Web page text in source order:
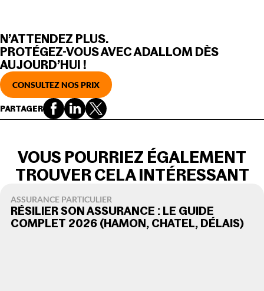
N’ATTENDEZ PLUS.
PROTÉGEZ-VOUS AVEC ADALLOM DÈS
AUJOURD’HUI !
CONSULTEZ NOS PRIX
PARTAGER
VOUS POURRIEZ ÉGALEMENT
TROUVER CELA INTÉRESSANT
ASSURANCE PARTICULIER
RÉSILIER SON ASSURANCE : LE GUIDE
COMPLET 2026 (HAMON, CHATEL, DÉLAIS)